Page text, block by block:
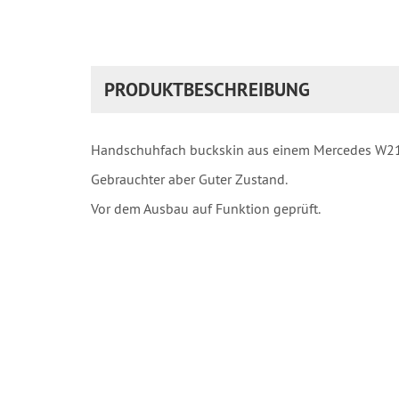
PRODUKTBESCHREIBUNG
Handschuhfach buckskin aus einem Mercedes
Gebrauchter aber Guter Zustand.
Vor dem Ausbau auf Funktion geprüft.